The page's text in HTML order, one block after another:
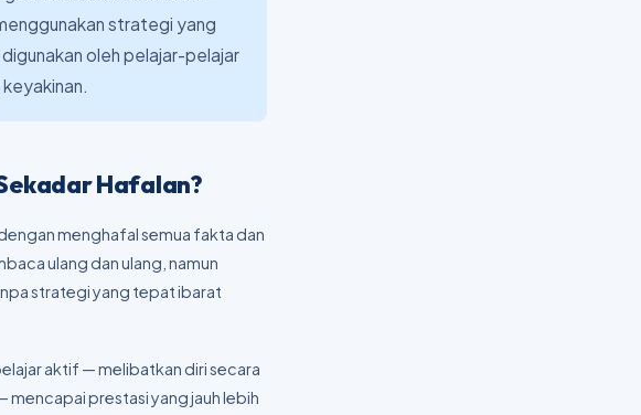
strategi yang
oleh pelajar-pelajar
Hafalan?
menghafal semua fakta dan
ulang dan ulang, namun
strategi yang tepat ibarat
aktif — melibatkan diri secara
mencapai prestasi yang jauh lebih